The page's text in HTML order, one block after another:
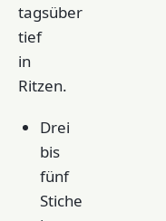
tagsüber
tief
in
Ritzen.
Drei
bis
fünf
Stiche